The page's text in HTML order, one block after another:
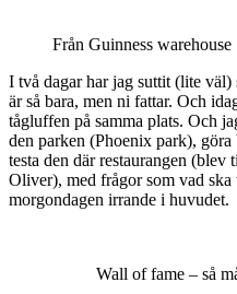
Från Guinness warehouse
I två dagar har jag suttit (lite
är så bara, men ni fattar. Och
tågluffen på samma plats. Och
den parken (Phoenix park),
testa den där restaurangen
Oliver), med frågor som vad
morgondagen irrande i huvudet.
Wall of fame – så